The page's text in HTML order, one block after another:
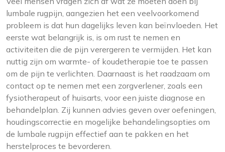
lumbale rugpijn, aangezien het een veelvoorkomend
probleem is dat hun dagelijks leven kan beïnvloeden. Het
eerste wat belangrijk is, is om rust te nemen en
activiteiten die de pijn verergeren te vermijden. Het kan
nuttig zijn om warmte- of koudetherapie toe te passen
om de pijn te verlichten. Daarnaast is het raadzaam om
contact op te nemen met een zorgverlener, zoals een
fysiotherapeut of huisarts, voor een juiste diagnose en
behandelplan. Zij kunnen advies geven over oefeningen,
houdingscorrectie en mogelijke behandelingsopties om
de lumbale rugpijn effectief aan te pakken en het
herstelproces te bevorderen.